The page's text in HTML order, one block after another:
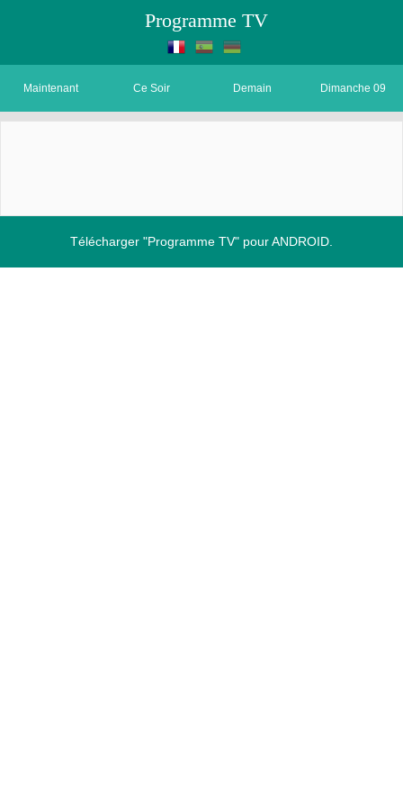
Programme TV
Maintenant Ce Soir Demain Dimanche 09
Télécharger "Programme TV" pour ANDROID.